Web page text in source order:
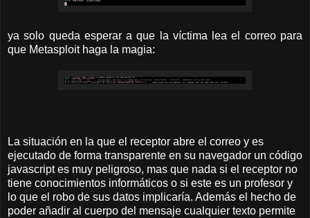
ya solo queda esperar a que la víctima lea el correo para
que Metasploit haga la magia:
La situación en la que el receptor abre el correo y es
ejecutado de forma transparente en su navegador un código
javascript es muy peligroso, mas que nada si el receptor no
tiene conocimientos informáticos o si este es un profesor y
lo que el robo de sus datos implicaría. Además el hecho de
poder añadir al cuerpo del mensaje cualquier texto permite